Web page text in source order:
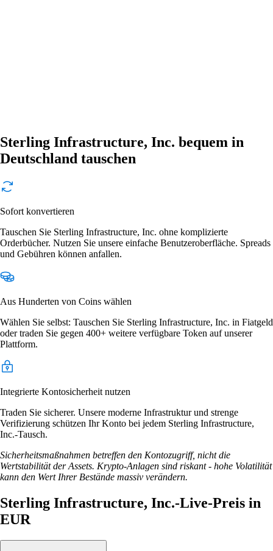
Sterling Infrastructure, Inc. bequem in
Deutschland tauschen
Sofort konvertieren
Tauschen Sie Sterling Infrastructure, Inc. ohne komplizierte
Orderbücher. Nutzen Sie unsere einfache Benutzeroberfläche. Spreads
und Gebühren können anfallen.
Aus Hunderten von Coins wählen
Wählen Sie selbst: Tauschen Sie Sterling Infrastructure, Inc. in Fiatgeld
oder traden Sie gegen 400+ weitere verfügbare Token auf unserer
Plattform.
Integrierte Kontosicherheit nutzen
Traden Sie sicherer. Unsere moderne Infrastruktur und strenge
Verifizierung schützen Ihr Konto bei jedem Sterling Infrastructure,
Inc.-Tausch.
Sicherheitsmaßnahmen betreffen den Kontozugriff, nicht die
Wertstabilität der Assets. Krypto-Anlagen sind riskant - hohe Volatilität
kann den Wert Ihrer Bestände massiv verändern.
Sterling Infrastructure, Inc.-Live-Preis in
EUR